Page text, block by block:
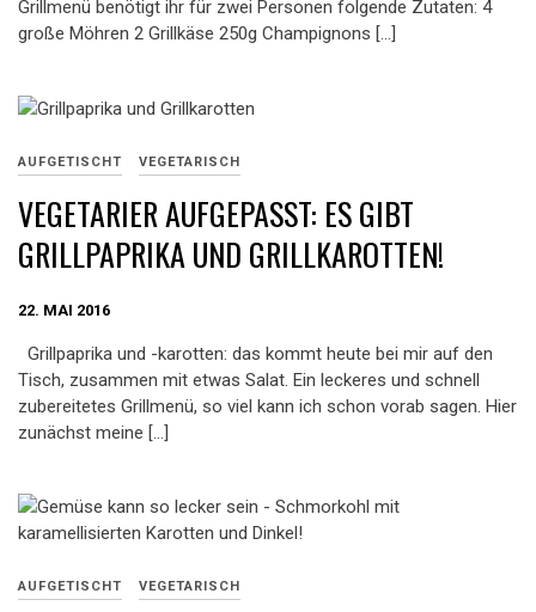
Grillmenü benötigt ihr für zwei Personen folgende Zutaten: 4
große Möhren 2 Grillkäse 250g Champignons […]
AUFGETISCHT VEGETARISCH
VEGETARIER AUFGEPASST: ES GIBT
GRILLPAPRIKA UND GRILLKAROTTEN!
22. MAI 2016
Grillpaprika und -karotten: das kommt heute bei mir auf den
Tisch, zusammen mit etwas Salat. Ein leckeres und schnell
zubereitetes Grillmenü, so viel kann ich schon vorab sagen. Hier
zunächst meine […]
AUFGETISCHT VEGETARISCH